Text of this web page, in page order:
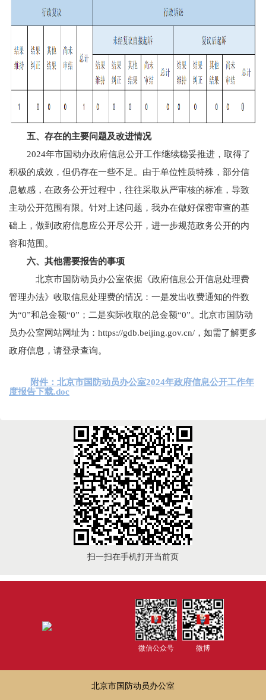
五、存在的主要问题及改进情况
2024年市国动办政府信息公开工作继续稳妥推进，取得了
积极的成效，但仍存在一些不足。由于单位性质特殊，部分信
息敏感，在政务公开过程中，往往采取从严审核的标准，导致
主动公开范围有限。针对上述问题，我办在做好保密审查的基
础上，做到政府信息应公开尽公开，进一步规范政务公开的内
容和范围。
六、其他需要报告的事项
北京市国防动员办公室依据《政府信息公开信息处理费
管理办法》收取信息处理费的情况：一是发出收费通知的件数
为“0”和总金额“0”；二是实际收取的总金额“0”。北京市国防动
员办公室网站网址为：https://gdb.beijing.gov.cn/，如需了解更多
政府信息，请登录查询。
附件：北京市国防动员办公室2024年政府信息公开工作年
度报告下载.doc
扫一扫在手机打开当前页
微信公众号 微博
北京市国防动员办公室